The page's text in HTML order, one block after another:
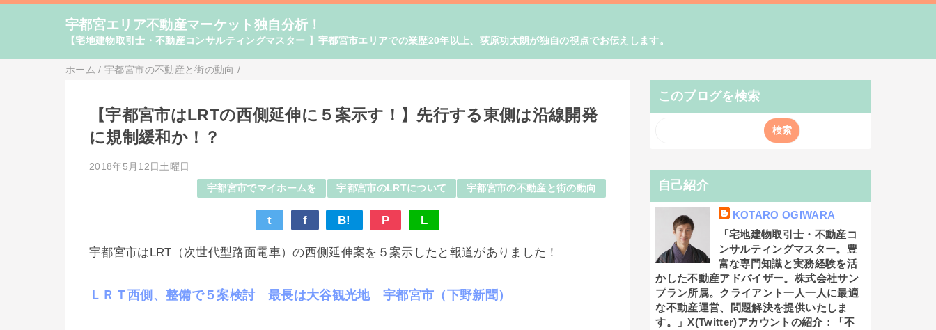
宇都宮エリア不動産マーケット独自分析！
【宅地建物取引士・不動産コンサルティングマスター 】宇都宮市エリアでの業歴20年以上、荻原功太朗が独自の視点でお伝えします。
ホーム /宇都宮市の不動産と街の動向 /
【宇都宮市はLRTの西側延伸に５案示す！】先行する東側は沿線開発
に規制緩和か！？
2018年5月12日土曜日
宇都宮市でマイホームを 宇都宮市のLRTについて 宇都宮市の不動産と街の動向
t f B! P L
宇都宮市はLRT（次世代型路面電車）の西側延伸案を５案示したと報道がありました！
ＬＲＴ西側、整備で５案検討 最長は大谷観光地 宇都宮市（下野新聞）
このブログを検索
自己紹介
KOTARO OGIWARA
「宅地建物取引士・不動産コ
ンサルティングマスター。豊
富な専門知識と実務経験を活
かした不動産アドバイザー。株式会社サン
プラン所属。クライアント一人一人に最適
な不動産運営、問題解決を提供いたしま
す。」X(Twitter)アカウントの紹介：「不